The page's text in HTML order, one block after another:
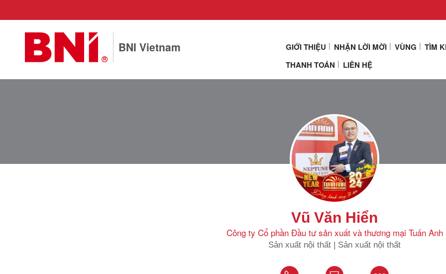
BNI Vietnam GIỚI THIỆU NHẬN LỜI MỜI VÙNG TÌM
THANH TOÁN
LIÊN HỆ
Vũ Văn Hiển
Công ty Cổ phần Đầu tư sản xuất và thương mại Tuấn Anh
Sản xuất nội thất | Sản xuất nội thất